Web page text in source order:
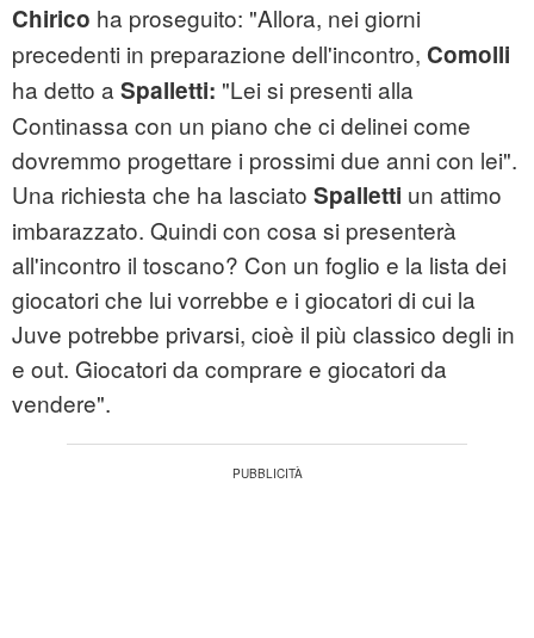
Chirico ha proseguito: "Allora, nei giorni
precedenti in preparazione dell'incontro, Comolli
ha detto a Spalletti: "Lei si presenti alla
Continassa con un piano che ci delinei come
dovremmo progettare i prossimi due anni con lei".
Una richiesta che ha lasciato Spalletti un attimo
imbarazzato. Quindi con cosa si presenterà
all'incontro il toscano? Con un foglio e la lista dei
giocatori che lui vorrebbe e i giocatori di cui la
Juve potrebbe privarsi, cioè il più classico degli in
e out. Giocatori da comprare e giocatori da
vendere".